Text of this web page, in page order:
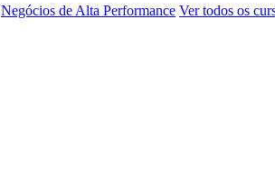
Negócios de Alta Performance Ver todos os